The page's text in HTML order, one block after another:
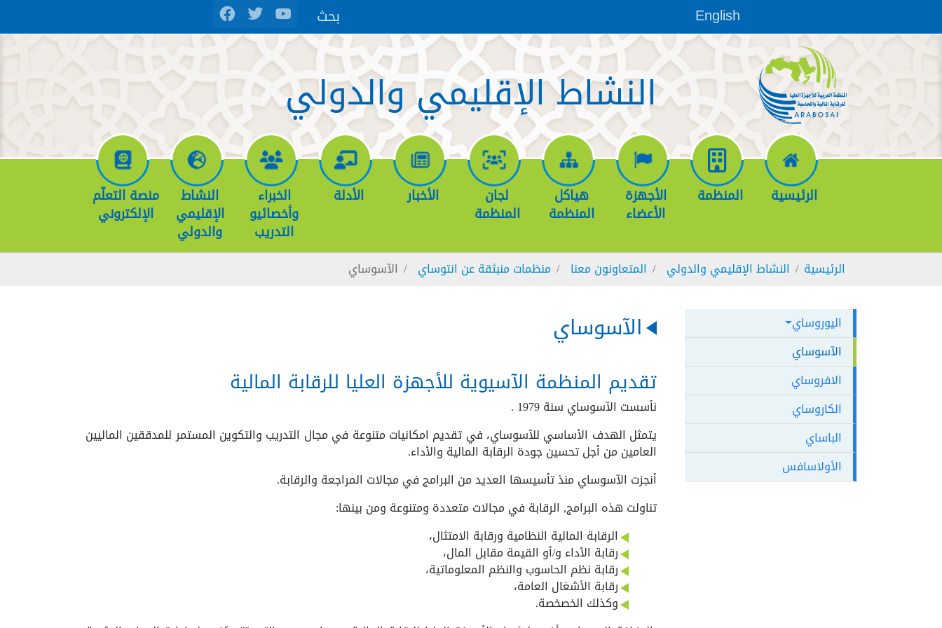
English بحث
النشاط الإقليمي والدولي
الرئيسية المنظمة الأجهزة
الأعضاء
هياكل
المنظمة
لجان
المنظمة
الأخبار الأدلة الخبراء
وأخصائيو
التدريب
النشاط
الإقليمي
والدولي
منصة التعلّم
الإلكتروني
You are here:
الرئيسية النشاط الإقليمي والدولي المتعاونون معنا منظمات منبثقة عن انتوساي الآسوساي
الآسوساي
تقديم المنظمة الآسيوية للأجهزة العليا للرقابة المالية
نأسست الآسوساي سنة 1979 .
يتمثل الهدف الأساسي للآسوساي، في تقديم امكانيات متنوعة في مجال التدريب والتكوين المستمر للمدققين الماليين
العامين من أجل تحسين جودة الرقابة المالية والأداء.
أنجزت الآسوساي منذ تأسيسها العديد من البرامج في مجالات المراجعة والرقابة.
تناولت هذه البرامج, الرقابة في مجالات متعددة ومتنوعة ومن بينها:
الرقابة المالية النظامية ورقابة الامتثال،
رقابة الأداء و/أو القيمة مقابل المال،
رقابة نظم الحاسوب والنظم المعلوماتية،
رقابة الأشغال العامة،
وكذلك الخصخصة.
اليوروساي
الآسوساي
الافروساي
الكاروساي
الباساي
الأولاسافس